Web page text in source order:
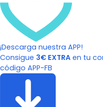
¡Descarga nuestra APP!
Consigue 3€ EXTRA en tu
código APP-FB